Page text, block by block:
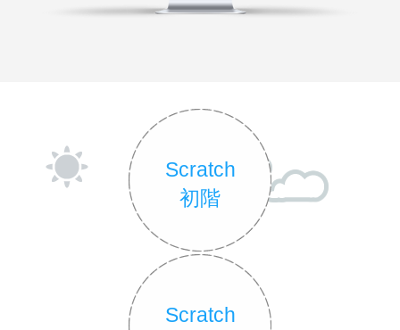
Scratch
初階
Scratch